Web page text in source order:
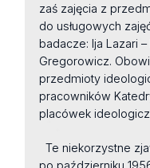
zaś zajęcia z
do usługowych
badacze: Ija Lazari
Gregorowicz.
przedmioty
pracowników
placówek
Te niekorzystne